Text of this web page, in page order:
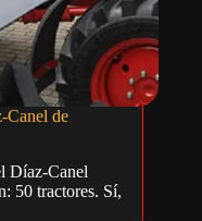
Canel de
Díaz-Canel
50 tractores. Sí,